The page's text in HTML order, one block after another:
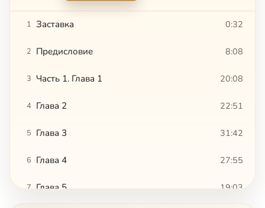
1 Заставка 0:32
2 Предисловие 8:08
3 Часть 1. Глава 1 20:08
4 Глава 2 22:51
5 Глава 3 31:42
6 Глава 4 27:55
7 Глава 5 19:03